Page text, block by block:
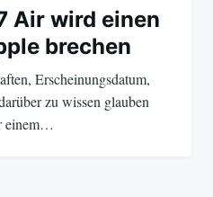
Air wird einen
brechen
Erscheinungsdatum,
zu wissen glauben
einem…